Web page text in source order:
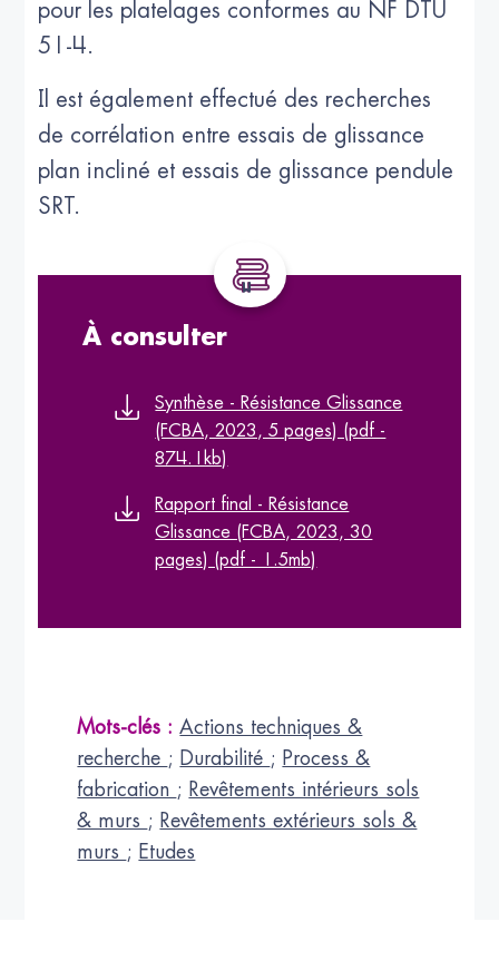
pour les platelages conformes au NF DTU
51-4.
Il est également effectué des recherches
de corrélation entre essais de glissance
plan incliné et essais de glissance pendule
SRT.
À consulter
Synthèse - Résistance Glissance
(FCBA, 2023, 5 pages) (pdf -
874.1kb)
Rapport final - Résistance
Glissance (FCBA, 2023, 30
pages) (pdf - 1.5mb)
Mots-clés : Actions techniques &
recherche ; Durabilité ; Process &
fabrication ; Revêtements intérieurs sols
& murs ; Revêtements extérieurs sols &
murs ; Etudes